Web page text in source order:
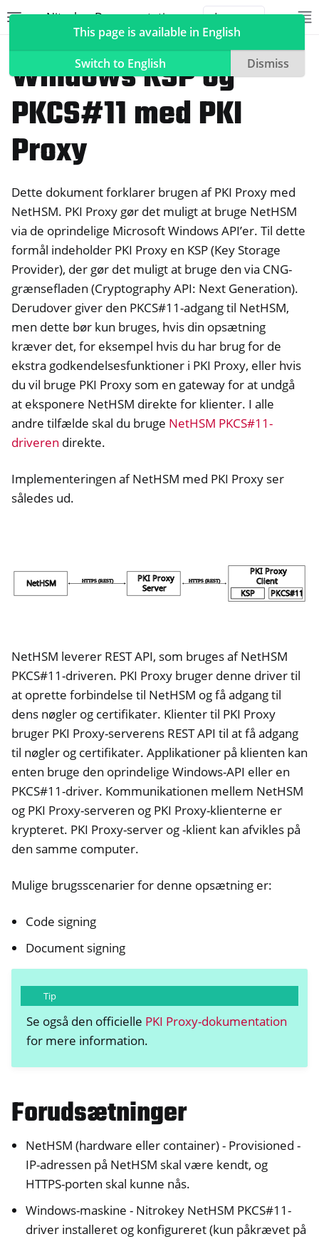
Nitrokey Documentation
navigation of NitroPad, NitroPC
navigation of NetHSM
navigation of NitroWall
Windows KSP og
PKCS#11 med PKI
Proxy
Dette dokument forklarer brugen af PKI Proxy med
NetHSM. PKI Proxy gør det muligt at bruge NetHSM
via de oprindelige Microsoft Windows API’er. Til dette
formål indeholder PKI Proxy en KSP (Key Storage
Provider), der gør det muligt at bruge den via CNG-
grænsefladen (Cryptography API: Next Generation).
Derudover giver den PKCS#11-adgang til NetHSM,
men dette bør kun bruges, hvis din opsætning
kræver det, for eksempel hvis du har brug for de
ekstra godkendelsesfunktioner i PKI Proxy, eller hvis
du vil bruge PKI Proxy som en gateway for at undgå
at eksponere NetHSM direkte for klienter. I alle
andre tilfælde skal du bruge NetHSM PKCS#11-
driveren direkte.
Implementeringen af NetHSM med PKI Proxy ser
således ud.
NetHSM leverer REST API, som bruges af NetHSM
PKCS#11-driveren. PKI Proxy bruger denne driver til
at oprette forbindelse til NetHSM og få adgang til
dens nøgler og certifikater. Klienter til PKI Proxy
bruger PKI Proxy-serverens REST API til at få adgang
til nøgler og certifikater. Applikationer på klienten kan
enten bruge den oprindelige Windows-API eller en
PKCS#11-driver. Kommunikationen mellem NetHSM
og PKI Proxy-serveren og PKI Proxy-klienterne er
krypteret. PKI Proxy-server og -klient kan afvikles på
den samme computer.
Mulige brugsscenarier for denne opsætning er:
Code signing
Document signing
Tip
Se også den officielle PKI Proxy-dokumentation
for mere information.
Forudsætninger
NetHSM (hardware eller container) - Provisioned -
IP-adressen på NetHSM skal være kendt, og
HTTPS-porten skal kunne nås.
Windows-maskine - Nitrokey NetHSM PKCS#11-
driver installeret og konfigureret (kun påkrævet på
This page is available in English
Switch to English
Dismiss